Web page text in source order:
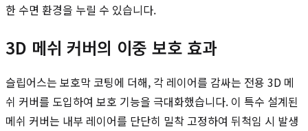
한 수면 환경을 누릴 수 있습니다.
3D 메쉬 커버의 이중 보호 효과
슬립어스는 보호막 코팅에 더해, 각 레이어를 감싸는 전용 3D 메
쉬 커버를 도입하여 보호 기능을 극대화했습니다. 이 특수 설계된
메쉬 커버는 내부 레이어를 단단히 밀착 고정하여 뒤척임 시 발생